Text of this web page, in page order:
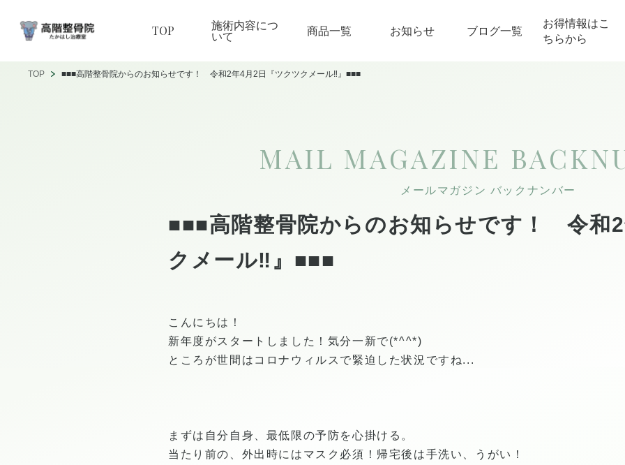
TOP 施術内容につ
いて 商品一覧 お知らせ ブログ一覧
お得情報はこ
ちらから
TOP ■■■高階整骨院からのお知らせです！ 令和2年4月2日『ツクツクメール‼』■■■
MAIL MAGAZINE
メールマガジン バックナンバー
■■■高階整骨院からのお知らせです！ 令和
クメール‼』■■■
こんにちは！
新年度がスタートしました！気分一新で(*^^*)
ところが世間はコロナウィルスで緊迫した状況ですね...
まずは自分自身、最低限の予防を心掛ける。
当たり前の、外出時にはマスク必須！帰宅後は手洗い、うがい！